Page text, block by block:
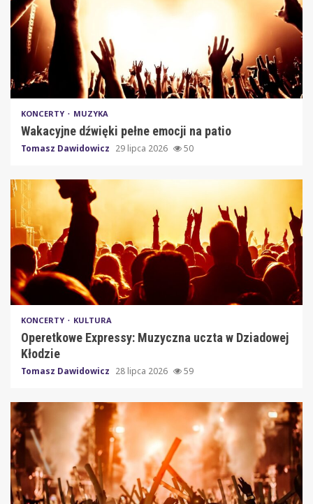
KONCERTY MUZYKA
Wakacyjne dźwięki pełne emocji na patio
Tomasz Dawidowicz 29 lipca 2026 50
KONCERTY KULTURA
Operetkowe Expressy: Muzyczna uczta w Dziadowej
Kłodzie
Tomasz Dawidowicz 28 lipca 2026 59